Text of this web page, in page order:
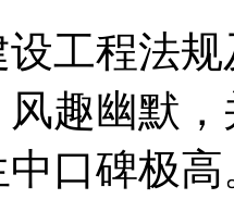
工程法
趣幽默
中口碑极